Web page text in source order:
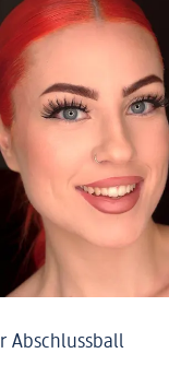
Abschlussball